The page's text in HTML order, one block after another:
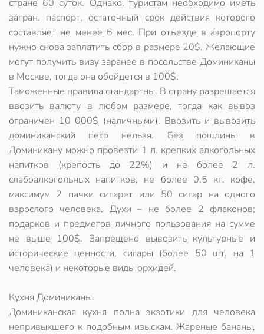
стране 60 суток. Однако, туристам необходимо иметь
загран. паспорт, остаточный срок действия которого
составляет не менее 6 мес. При отъезде в аэропорту
нужно снова заплатить сбор в размере 20$. Желающие
могут получить визу заранее в посольстве Доминиканы
в Москве, тогда она обойдется в 100$.
Таможенные правила стандартны. В страну разрешается
ввозить валюту в любом размере, тогда как вывоз
ограничен 10 000$ (наличными). Ввозить и вывозить
доминиканский песо нельзя. Без пошлины в
Доминикану можно провезти 1 л. крепких алкогольных
напитков (крепость до 22%) и не более 2 л.
слабоалкогольных напитков, не более 0.5 кг. кофе,
максимум 2 пачки сигарет или 50 сигар на одного
взрослого человека. Духи – не более 2 флаконов;
подарков и предметов личного пользования на сумме
не выше 100$. Запрещено вывозить культурные и
исторические ценности, сигары (более 50 шт. на 1
человека) и некоторые виды орхидей.
Кухня Доминиканы.
Доминиканская кухня полна экзотики для человека
непривыкшего к подобным изыскам. Жареные бананы,